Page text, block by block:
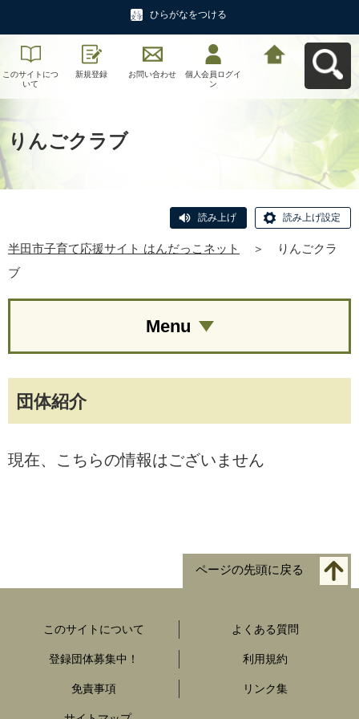
ひらがなをつける
このサイトにつ
いて
新規登録 お問い合わせ
個人会員ログイ
ン
りんごクラブ
読み上げ 読み上げ設定
半田市子育て応援サイト はんだっこネット ＞
りんごクラ
ブ
団体紹介
現在、こちらの情報はございません
Menu
ページの先頭に戻る
このサイトについて よくある質問
登録団体募集中！ 利用規約
免責事項 リンク集